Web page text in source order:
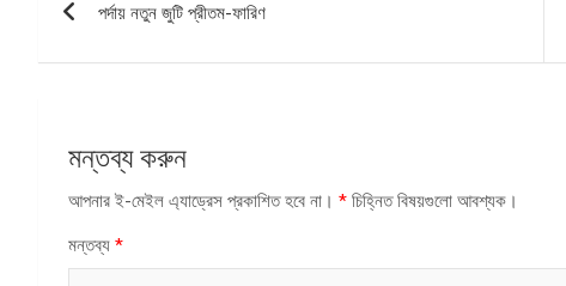
ন্যাভিগেশন
পর্দায় নতুন জুটি প্রীতম-ফারিণ
মন্তব্য করুন
আপনার ই-মেইল এ্যাড্রেস প্রকাশিত হবে না। * চিহ্নিত বিষয়গুলো আবশ্যক।
মন্তব্য *